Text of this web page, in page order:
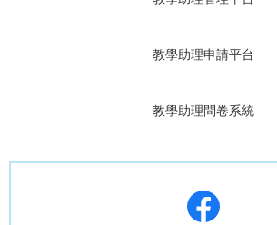
教學助理申請平台
教學助理問卷系統